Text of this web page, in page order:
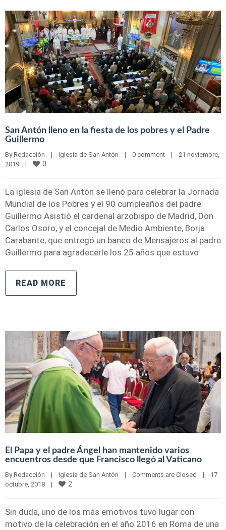
San Antón lleno en la fiesta de los pobres y el Padre
Guillermo
By Redacción | Iglesia de San Antón | 0 comment |
21 noviembre,
2019 | 0
La iglesia de San Antón se llenó para celebrar la Jornada
Mundial de los Pobres y el 90 cumpleaños del padre
Guillermo Asistió el cardenal arzobispo de Madrid, Don
Carlos Osoro, y el concejal de Medio Ambiente, Borja
Carabante, que entregó un banco de Mensajeros al padre
Guillermo para agradecerle los 25 años que estuvo
READ MORE
El Papa y el padre Ángel han mantenido varios
encuentros desde que Francisco llegó al Vaticano
By Redacción | Iglesia de San Antón | Comments are Closed |
17
octubre, 2018 | 2
Sin duda, uno de los más emotivos tuvo lugar con
motivo de la celebración en el año 2016 en Roma de una